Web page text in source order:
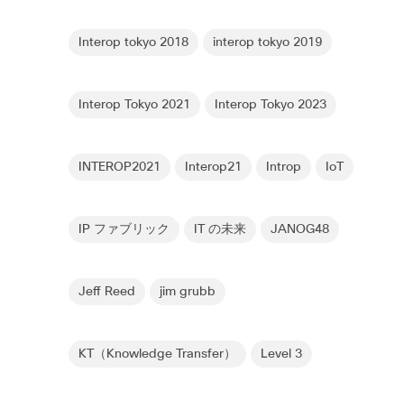
Interop tokyo 2018 interop tokyo 2019
Interop Tokyo 2021 Interop Tokyo 2023
INTEROP2021 Interop21 Introp IoT
IP ファブリック IT の未来 JANOG48
Jeff Reed jim grubb
KT（Knowledge Transfer） Level 3